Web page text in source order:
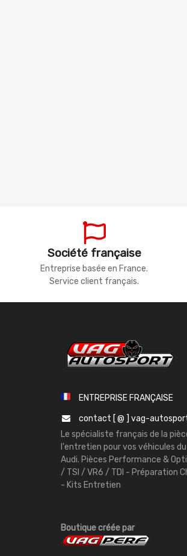
Société française
Entreprise basée en France.
Service client français.
ENTREPRISE FRANÇAISE
contact [ @ ] vag-
Le spécialiste français de la
l'entretien pour vos véhicules
Audi. Pièces Performance &
/ TSI / VR6 / TDI - Préparation
- Kits Entretien
Boutique créée par